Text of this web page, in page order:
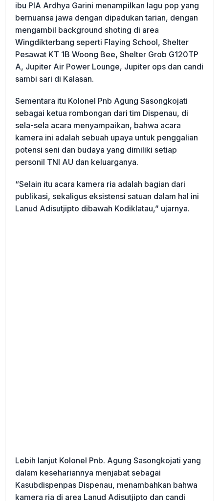
ibu PIA Ardhya Garini menampilkan lagu pop yang
bernuansa jawa dengan dipadukan tarian, dengan
mengambil background shoting di area
Wingdikterbang seperti Flaying School, Shelter
Pesawat KT 1B Woong Bee, Shelter Grob G120TP
A, Jupiter Air Power Lounge, Jupiter ops dan candi
sambi sari di Kalasan.
Sementara itu Kolonel Pnb Agung Sasongkojati
sebagai ketua rombongan dari tim Dispenau, di
sela-sela acara menyampaikan, bahwa acara
kamera ini adalah sebuah upaya untuk penggalian
potensi seni dan budaya yang dimiliki setiap
personil TNI AU dan keluarganya.
“Selain itu acara kamera ria adalah bagian dari
publikasi, sekaligus eksistensi satuan dalam hal ini
Lanud Adisutjipto dibawah Kodiklatau,” ujarnya.
Lebih lanjut Kolonel Pnb. Agung Sasongkojati yang
dalam kesehariannya menjabat sebagai
Kasubdispenpas Dispenau, menambahkan bahwa
kamera ria di area Lanud Adisutjipto dan candi